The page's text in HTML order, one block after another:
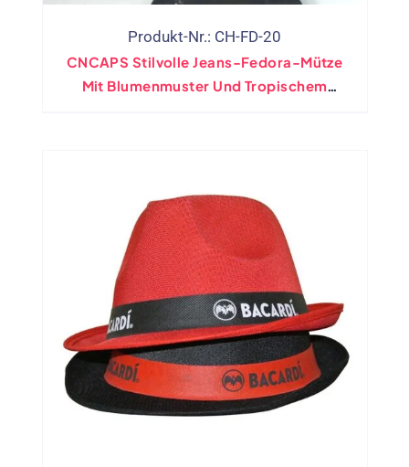
Produkt-Nr.: CH-FD-20
CNCAPS Stilvolle Jeans-Fedora-Mütze
Mit Blumenmuster Und Tropischem